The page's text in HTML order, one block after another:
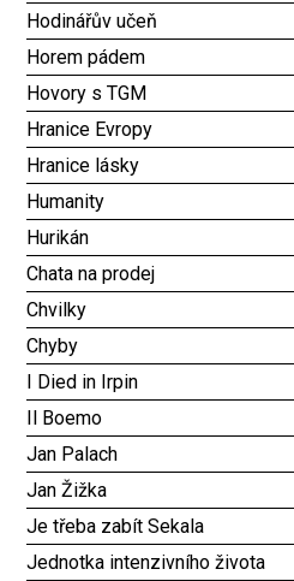
Hodinářův učeň
Horem pádem
Hovory s TGM
Hranice Evropy
Hranice lásky
Humanity
Hurikán
Chata na prodej
Chvilky
Chyby
I Died in Irpin
Il Boemo
Jan Palach
Jan Žižka
Je třeba zabít Sekala
Jednotka intenzivního života